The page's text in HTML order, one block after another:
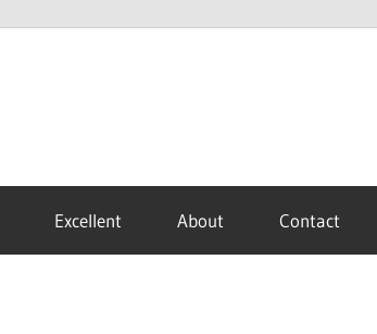
Excellent About Contact